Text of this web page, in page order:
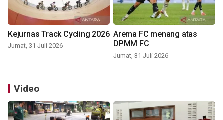
Kejurnas Track Cycling 2026
Jumat, 31 Juli 2026
Arema FC menang atas
DPMM FC
Jumat, 31 Juli 2026
Video